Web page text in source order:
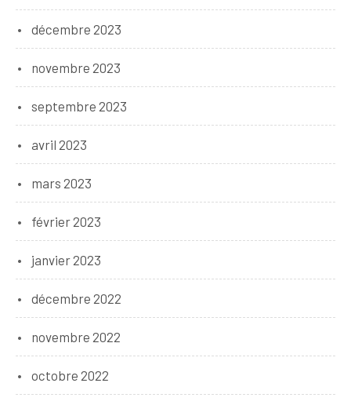
décembre 2023
novembre 2023
septembre 2023
avril 2023
mars 2023
février 2023
janvier 2023
décembre 2022
novembre 2022
octobre 2022